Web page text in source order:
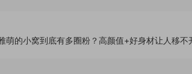
萌的小窝到底有多圈粉？高颜值+好身材让人移不